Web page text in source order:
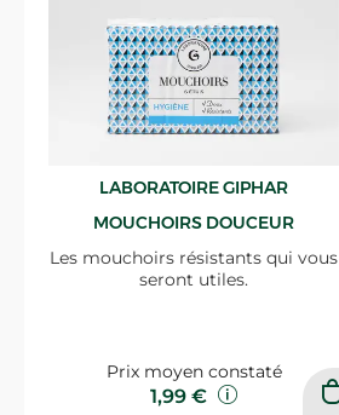
LABORATOIRE GIPHAR
MOUCHOIRS DOUCEUR
Les mouchoirs résistants qui vous
seront utiles.
Prix moyen constaté
1,99 €